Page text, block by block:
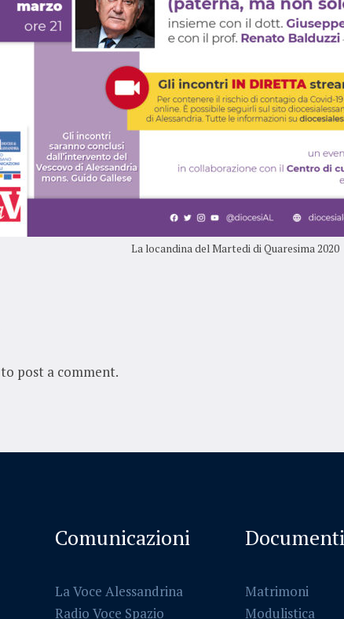
La locandina del Martedi di Quaresima 2020
to post a comment.
Comunicazioni
La Voce Alessandrina
Radio Voce Spazio
Documenti
Matrimoni
Modulistica